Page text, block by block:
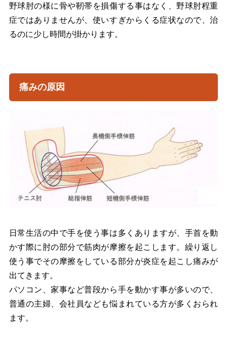
野球肘の様に骨や靭帯を損傷する事はなく、野球肘程重
症ではありませんが、使いすぎからくる症状なので、治
るのに少し時間が掛かります。
痛みの原因
日常生活の中で手を使う事は多くありますが、手首を動
かす際に肘の部分で筋肉が摩擦を起こします。繰り返し
使う事でその摩擦をしている部分が炎症を起こし痛みが
出てきます。
パソコン、家事など普段から手を動かす事が多いので、
普通の主婦、会社員なども悩まれている方が多くおられ
ます。